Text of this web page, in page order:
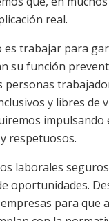
real.
trabajar para
su función
personas
y libres de
respetuosos.
laborales
oportunidades.
para que